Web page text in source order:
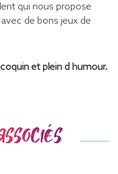
qui nous propose
de bons jeux de
et plein d humour.